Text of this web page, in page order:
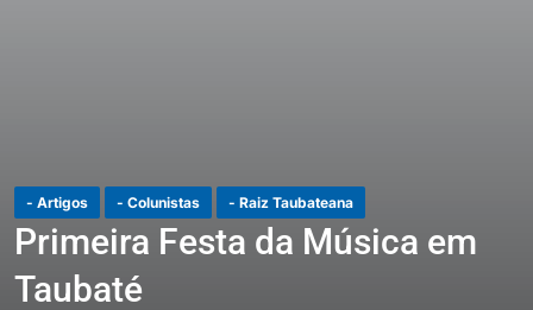
- Artigos - Colunistas - Raiz Taubateana
Primeira Festa da Música em
Taubaté